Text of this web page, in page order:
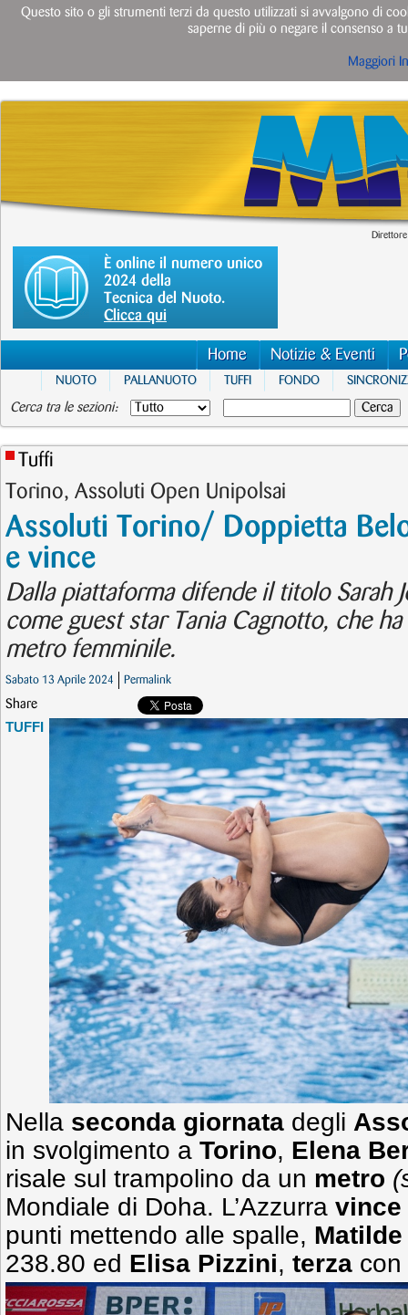
È online il numero unico
2024 della
Tecnica del Nuoto.
Clicca qui
Home Notizie & Eventi
NUOTO PALLANUOTO TUFFI FONDO
Cerca tra le sezioni:
Tuffi
Torino, Assoluti Open Unipolsai
Assoluti Torino/ Doppietta
e vince
Dalla piattaforma difende il titolo Sarah
come guest star Tania Cagnotto, che
metro femminile.
Sabato 13 Aprile 2024 Permalink
Share
TUFFI
Nella seconda giornata degli
in svolgimento a Torino, Elena
risale sul trampolino da un metro
Mondiale di Doha. L’Azzurra vince
punti mettendo alle spalle,
238.80 ed Elisa Pizzini, terza
Questo sito o gli strumenti terzi da questo utilizzati si avvalgono di
saperne di più o negare il consenso a
Maggiori